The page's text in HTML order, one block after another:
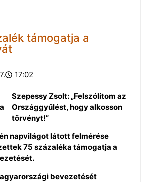
támogatja a
17:02
Szepessy Zsolt: „Felszólítom az
Országgyűlést, hogy alkosson
törvényt!”
napvilágot látott felmérése
75 százaléka támogatja a
bevezetését